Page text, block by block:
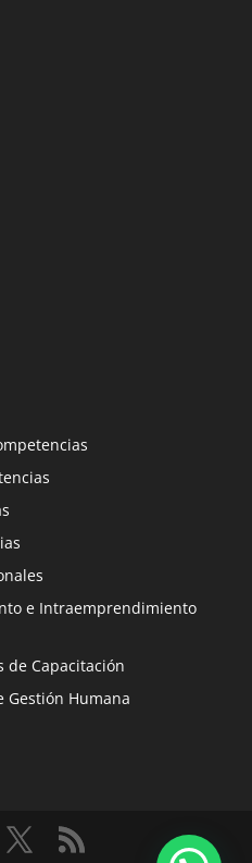
e Intraemprendimiento
de Capacitación
Gestión Humana